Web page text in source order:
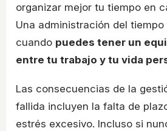
organizar mejor tu tiempo en
Una administración del
cuando puedes tener un
entre tu trabajo y tu vida
Las consecuencias de la
fallida incluyen la falta de
estrés excesivo. Incluso si